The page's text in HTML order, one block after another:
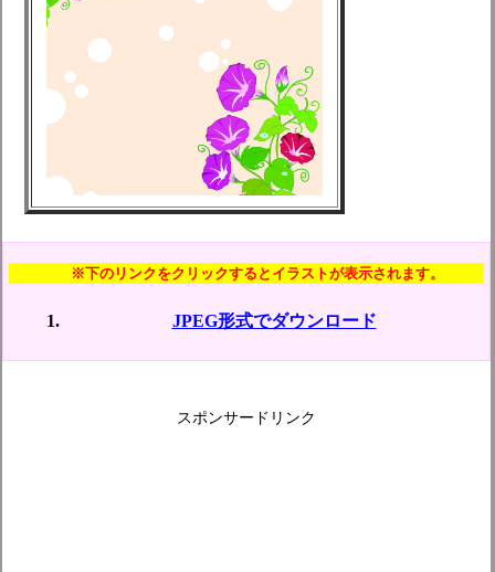
※下のリンクをクリックするとイラストが表示されます。
JPEG形式でダウンロード
スポンサードリンク